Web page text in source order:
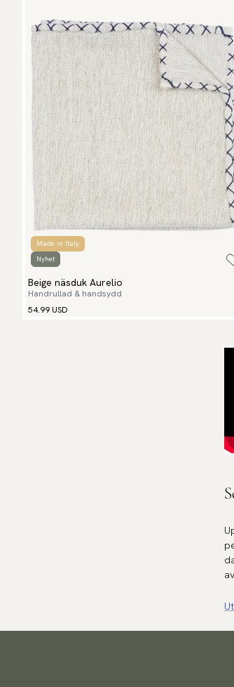
Made in Italy
Nyhet
Beige näsduk Aurelio
Handrullad & handsydd
54.99 USD